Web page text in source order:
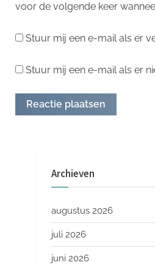
voor de volgende keer
Stuur mij een e-mail als er
Stuur mij een e-mail als er
Archieven
augustus 2026
juli 2026
juni 2026